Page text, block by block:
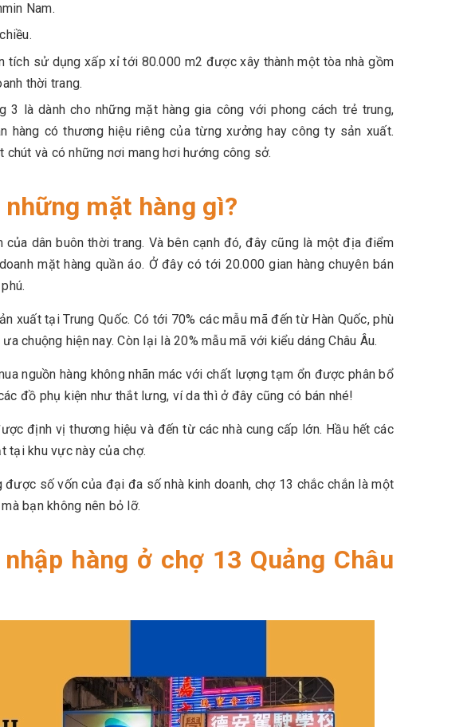
Nam.
tích sử dụng xấp xỉ tới 80.000 m2 được xây thành một tòa nhà gồm
thời trang.
3 là dành cho những mặt hàng gia công với phong cách trẻ trung,
hàng có thương hiệu riêng của từng xưởng hay công ty sản xuất.
chút và có những nơi mang hơi hướng công sở.
mặt hàng gì?
dân buôn thời trang. Và bên cạnh đó, đây cũng là một địa điểm
mặt hàng quần áo. Ở đây có tới 20.000 gian hàng chuyên bán
xuất tại Trung Quốc. Có tới 70% các mẫu mã đến từ Hàn Quốc, phù
chuộng hiện nay. Còn lại là 20% mẫu mã với kiểu dáng Châu Âu.
nguồn hàng không nhãn mác với chất lượng tạm ổn được phân bổ
đồ phụ kiện như thắt lưng, ví da thì ở đây cũng có bán nhé!
định vị thương hiệu và đến từ các nhà cung cấp lớn. Hầu hết các
tại khu vực này của chợ.
số vốn của đại đa số nhà kinh doanh, chợ 13 chắc chắn là một
bạn không nên bỏ lỡ.
hàng ở chợ 13 Quảng Châu